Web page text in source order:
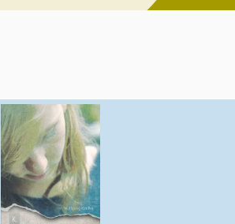
Dich machen wir fertig!